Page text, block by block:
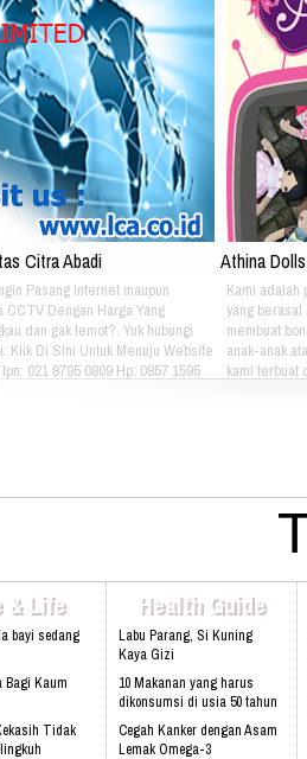
Citra Abadi
Pasang Internet maupun
CCTV Dengan Harga Yang
dan gak lemot?. Yuk hubungi
Klik Di Sini Untuk Menuju Website
021 8795 0809 Hp: 0857 1595
Athina Dolls
Kami adalah
yang berasal
membuat
anak-anak
kami terbuat
4080
Bbm:
Park, Jl.
To All
Ku Indonesia
Website Kami
& Life
bayi sedang
Bagi Kaum
Tidak
Health Guide
Labu Parang, Si Kuning
Kaya Gizi
10 Makanan yang harus
dikonsumsi di usia 50 tahun
Cegah Kanker dengan Asam
Lemak Omega-3